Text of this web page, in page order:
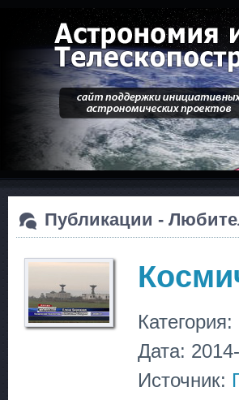
Публикации -
Категория:
Дата:
Источник: